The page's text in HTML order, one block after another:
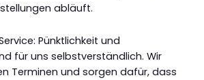
abläuft.
Pünktlichkeit und
für uns selbstverständlich. Wir
Terminen und sorgen dafür, dass